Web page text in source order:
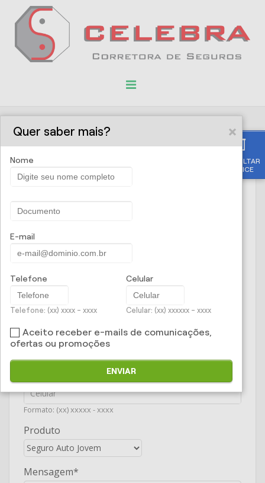
CONSULTAR
APÓLICE
Solicite uma proposta
Nome
E-mail
Telefone
Formato: (xx) xxxxx - xxxx
Produto
Mensagem
Quer saber mais?
Nome
E-mail
Telefone
Telefone: (xx) xxxx - xxxx
Celular
Celular: (xx) xxxxxx - xxxx
Aceito receber e-mails de comunicações,
ofertas ou promoções
ENVIAR